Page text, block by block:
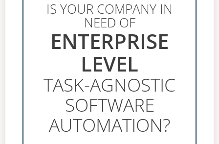
IS YOUR COMPANY IN
NEED OF
ENTERPRISE
LEVEL
TASK-AGNOSTIC
SOFTWARE
AUTOMATION?